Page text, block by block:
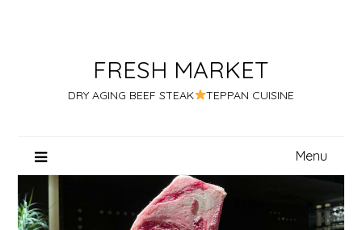
FRESH MARKET
DRY AGING BEEF STEAK TEPPAN CUISINE
Menu